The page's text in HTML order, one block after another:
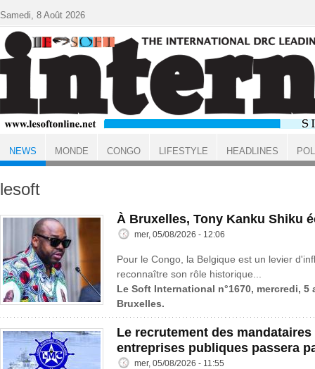
ACCUEIL NEWS
lesoft
À Bruxelles, Tony Kanku Shiku
mer, 05/08/2026 - 12:06
Pour le Congo, la Belgique est un levier
reconnaître son rôle historique...
Le Soft International n°1670, mercredi, 5
Bruxelles.
Le recrutement des
entreprises publiques passera
mer, 05/08/2026 - 11:55
Samedi, 8 Août 2026
NEWS MONDE CONGO LIFESTYLE HEADLINES